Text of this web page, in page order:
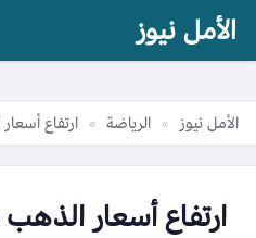
الأمل نيوز
الأمل نيوز » الرياضة » ارتفاع أسعار
ارتفاع أسعار